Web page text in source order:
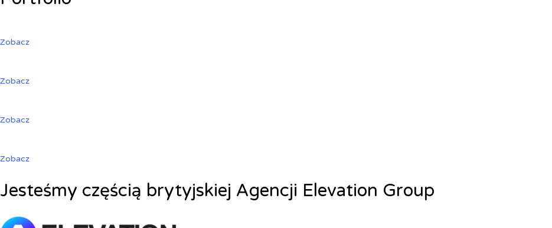
Zobacz
Zobacz
Zobacz
Zobacz
Jesteśmy częścią brytyjskiej Agencji Elevation Group